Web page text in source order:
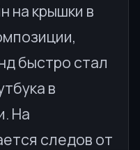
на крышки в
быстро стал
в
На
следов от